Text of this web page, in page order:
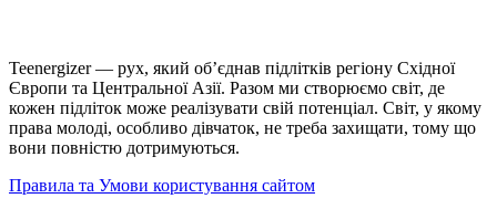
Teenergizer — рух, який об’єднав підлітків регіону Східної
Європи та Центральної Азії. Разом ми створюємо світ, де
кожен підліток може реалізувати свій потенціал. Світ, у якому
права молоді, особливо дівчаток, не треба захищати, тому що
вони повністю дотримуються.
Правила та Умови користування сайтом